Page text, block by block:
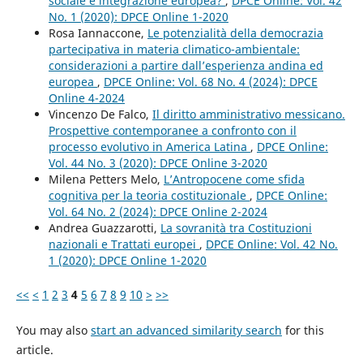
No. 1 (2020): DPCE Online 1-2020
Rosa Iannaccone, Le potenzialità della democrazia
partecipativa in materia climatico-ambientale:
considerazioni a partire dall’esperienza andina ed
europea , DPCE Online: Vol. 68 No. 4 (2024): DPCE
Online 4-2024
Vincenzo De Falco, Il diritto amministrativo messicano.
Prospettive contemporanee a confronto con il
processo evolutivo in America Latina , DPCE Online:
Vol. 44 No. 3 (2020): DPCE Online 3-2020
Milena Petters Melo, L’Antropocene come sfida
cognitiva per la teoria costituzionale , DPCE Online:
Vol. 64 No. 2 (2024): DPCE Online 2-2024
Andrea Guazzarotti, La sovranità tra Costituzioni
nazionali e Trattati europei , DPCE Online: Vol. 42 No.
1 (2020): DPCE Online 1-2020
<< < 1 2 3 4 5 6 7 8 9 10 > >>
You may also start an advanced similarity search for this
article.